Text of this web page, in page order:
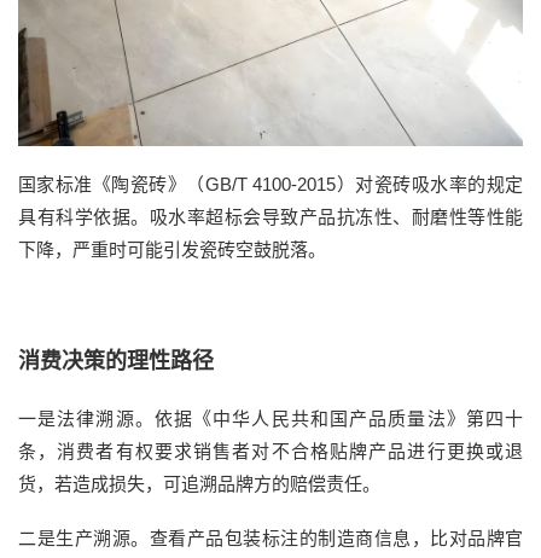
国家标准《陶瓷砖》（GB/T 4100-2015）对瓷砖吸水率的规定
具有科学依据。吸水率超标会导致产品抗冻性、耐磨性等性能
下降，严重时可能引发瓷砖空鼓脱落。
消费决策的理性路径
一是法律溯源。依据《中华人民共和国产品质量法》第四十
条，消费者有权要求销售者对不合格贴牌产品进行更换或退
货，若造成损失，可追溯品牌方的赔偿责任。
二是生产溯源。查看产品包装标注的制造商信息，比对品牌官